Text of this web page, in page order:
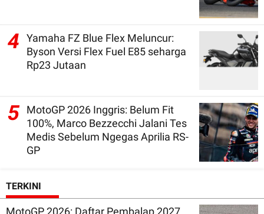
4
Yamaha FZ Blue Flex Meluncur:
Byson Versi Flex Fuel E85 seharga
Rp23 Jutaan
5 MotoGP 2026 Inggris: Belum Fit
100%, Marco Bezzecchi Jalani Tes
Medis Sebelum Ngegas Aprilia RS-
GP
TERKINI
MotoGP 2026: Daftar Pembalap 2027,